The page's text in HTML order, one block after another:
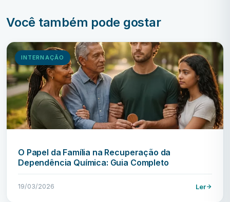
Você também pode gostar
INTERNAÇÃO
O Papel da Família na Recuperação da
Dependência Química: Guia Completo
19/03/2026 Ler